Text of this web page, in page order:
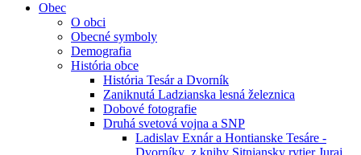
Obec
O obci
Obecné symboly
Demografia
História obce
História Tesár a Dvorník
Zaniknutá Ladzianska lesná železnica
Dobové fotografie
Druhá svetová vojna a SNP
Ladislav Exnár a Hontianske Tesáre -
Dvorníky z knihy Sitniansky rytier Juraj